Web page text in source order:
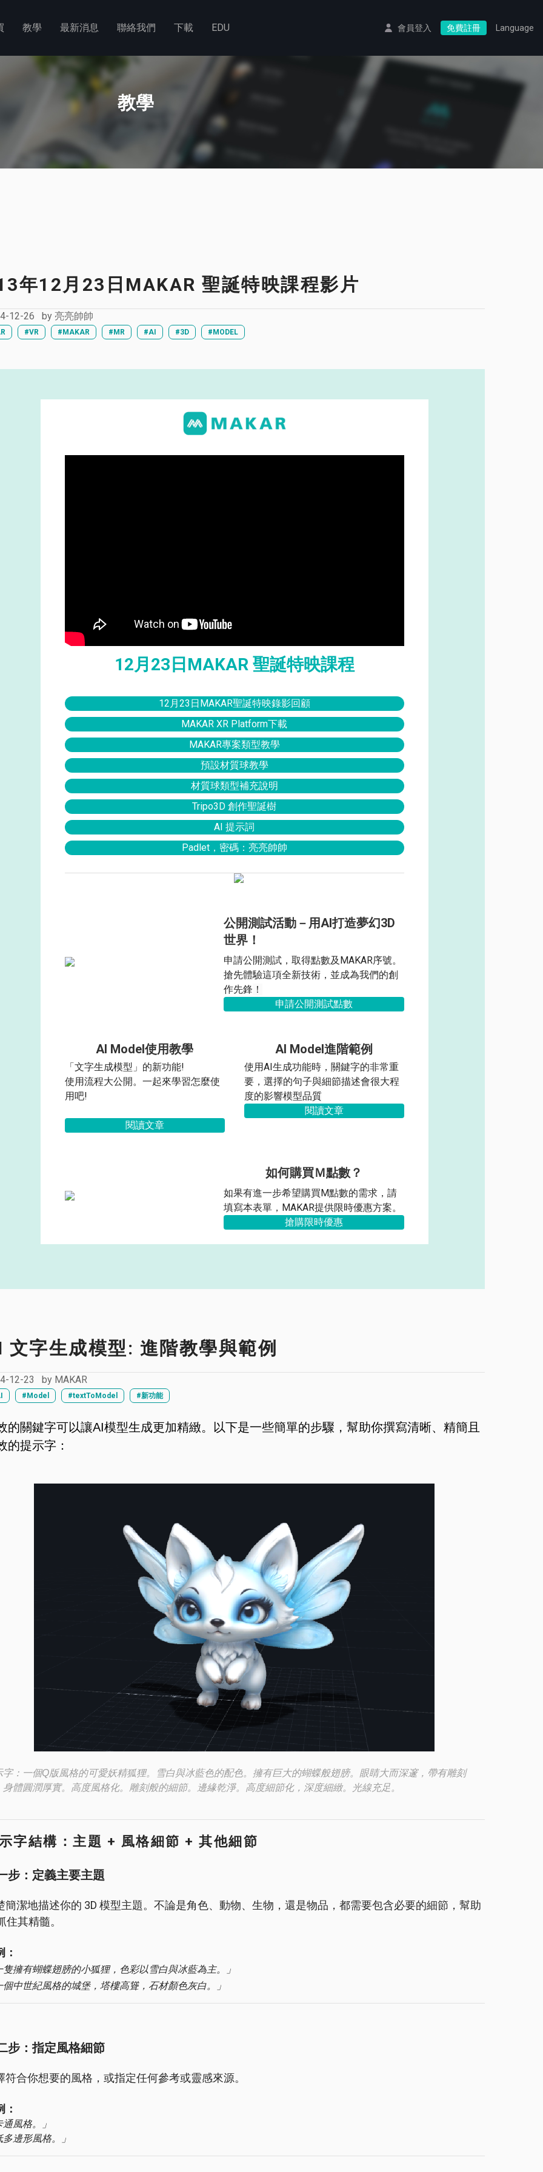
教學 最新消息 聯絡我們 下載 EDU 會員登入 免費註冊 Language
教學
年12月23日MAKAR 聖誕特映課程影片
12-26 by 亮亮帥帥
#VR #MAKAR #MR #AI #3D #MODEL
12月23日MAKAR 聖誕特映課程
12月23日MAKAR聖誕特映錄影回顧
MAKAR XR Platform下載
MAKAR專案類型教學
預設材質球教學
材質球類型補充說明
Tripo3D 創作聖誕樹
AI 提示詞
Padlet，密碼：亮亮帥帥
公開測試活動－用AI打造夢幻3D
世界！
申請公開測試，取得點數及MAKAR序號。
搶先體驗這項全新技術，並成為我們的創
作先鋒 ！
申請公開測試點數
AI Model使用教學
「文字生成模型」的新功能!
使用流程大公開。 一起來學習怎麼使
用吧!
閱讀文章
AI Model進階範例
使用AI生成功能時，關鍵字的非常重
要，選擇的句子與細節描述會很大程
度的影響模型品質
閱讀文章
如何購買Ｍ點數？
如果有進一步 希望購買M點數的需求，請
填寫本表單，MAKAR提供限時優惠方案。
搶購限時優惠
文字生成模型: 進階教學與範例
12-23 by MAKAR
#Model #textToModel #新功能
的關鍵字可以讓AI模型生成更加精緻。以下是一些簡單的步驟，幫助你撰寫清晰、精簡且
的提示字：
字：一個Q版風格的可愛妖精狐狸。雪白與冰藍色的配色。擁有巨大的蝴蝶般翅膀。眼睛大而深邃，帶有雕刻
身體圓潤厚實。高度風格化。雕刻般的細節。邊緣乾淨。高度細節化，深度細緻。光線充足。
字結構：主題 + 風格細節 + 其他細節
步：定義主要主題
簡潔地描述你的 3D 模型主題。不論是角色、動物、生物，還是物品，都需要包含必要的細節，幫助
住其精髓。
：
隻擁有蝴蝶翅膀的小狐狸，色彩以雪白與冰藍為主。」
個中世紀風格的城堡，塔樓高聳，石材顏色灰白。」
步：指定風格細節
符合你想要的風格，或指定任何參考或靈感來源。
：
風格。」
邊形風格。」